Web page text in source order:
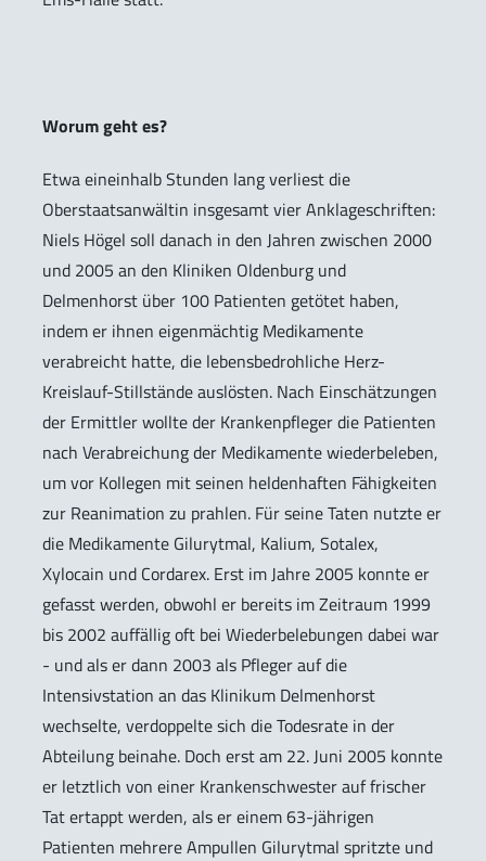
Worum geht es?
Etwa eineinhalb Stunden lang verliest die
Oberstaatsanwältin insgesamt vier Anklageschriften:
Niels Högel soll danach in den Jahren zwischen 2000
und 2005 an den Kliniken Oldenburg und
Delmenhorst über 100 Patienten getötet haben,
indem er ihnen eigenmächtig Medikamente
verabreicht hatte, die lebensbedrohliche Herz-
Kreislauf-Stillstände auslösten. Nach Einschätzungen
der Ermittler wollte der Krankenpfleger die Patienten
nach Verabreichung der Medikamente wiederbeleben,
um vor Kollegen mit seinen heldenhaften Fähigkeiten
zur Reanimation zu prahlen. Für seine Taten nutzte er
die Medikamente Gilurytmal, Kalium, Sotalex,
Xylocain und Cordarex. Erst im Jahre 2005 konnte er
gefasst werden, obwohl er bereits im Zeitraum 1999
bis 2002 auffällig oft bei Wiederbelebungen dabei war
- und als er dann 2003 als Pfleger auf die
Intensivstation an das Klinikum Delmenhorst
wechselte, verdoppelte sich die Todesrate in der
Abteilung beinahe. Doch erst am 22. Juni 2005 konnte
er letztlich von einer Krankenschwester auf frischer
Tat ertappt werden, als er einem 63-jährigen
Patienten mehrere Ampullen Gilurytmal spritzte und